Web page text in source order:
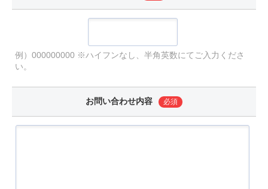
例）000000000 ※ハイフンなし、半角英数にてご入力くださ
い。
お問い合わせ内容 必須